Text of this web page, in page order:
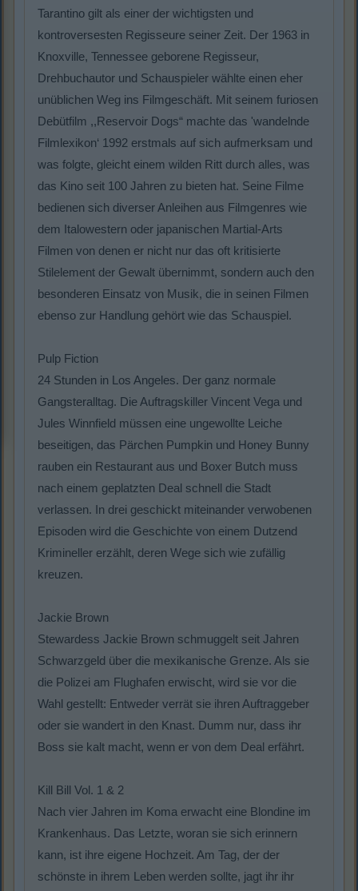
Tarantino gilt als einer der wichtigsten und
kontroversesten Regisseure seiner Zeit. Der 1963 in
Knoxville, Tennessee geborene Regisseur,
Drehbuchautor und Schauspieler wählte einen eher
unüblichen Weg ins Filmgeschäft. Mit seinem furiosen
Debütfilm ,,Reservoir Dogs“ machte das 'wandelnde
Filmlexikon‘ 1992 erstmals auf sich aufmerksam und
was folgte, gleicht einem wilden Ritt durch alles, was
das Kino seit 100 Jahren zu bieten hat. Seine Filme
bedienen sich diverser Anleihen aus Filmgenres wie
dem Italowestern oder japanischen Martial-Arts
Filmen von denen er nicht nur das oft kritisierte
Stilelement der Gewalt übernimmt, sondern auch den
besonderen Einsatz von Musik, die in seinen Filmen
ebenso zur Handlung gehört wie das Schauspiel.
Pulp Fiction
24 Stunden in Los Angeles. Der ganz normale
Gangsteralltag. Die Auftragskiller Vincent Vega und
Jules Winnfield müssen eine ungewollte Leiche
beseitigen, das Pärchen Pumpkin und Honey Bunny
rauben ein Restaurant aus und Boxer Butch muss
nach einem geplatzten Deal schnell die Stadt
verlassen. In drei geschickt miteinander verwobenen
Episoden wird die Geschichte von einem Dutzend
Krimineller erzählt, deren Wege sich wie zufällig
kreuzen.
Jackie Brown
Stewardess Jackie Brown schmuggelt seit Jahren
Schwarzgeld über die mexikanische Grenze. Als sie
die Polizei am Flughafen erwischt, wird sie vor die
Wahl gestellt: Entweder verrät sie ihren Auftraggeber
oder sie wandert in den Knast. Dumm nur, dass ihr
Boss sie kalt macht, wenn er von dem Deal erfährt.
Kill Bill Vol. 1 & 2
Nach vier Jahren im Koma erwacht eine Blondine im
Krankenhaus. Das Letzte, woran sie sich erinnern
kann, ist ihre eigene Hochzeit. Am Tag, der der
schönste in ihrem Leben werden sollte, jagt ihr ihr